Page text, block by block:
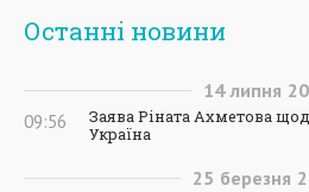
Останні новини
14 липня
09:56
Заява Ріната Ахметова
Україна
25 березня